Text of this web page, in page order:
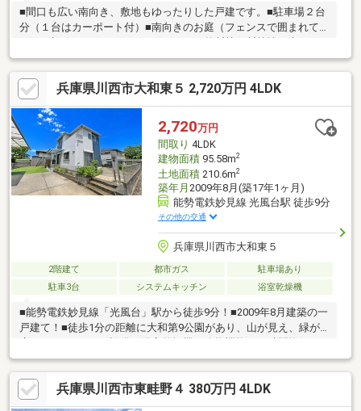
■間口も広い南向き、敷地もゆったりした戸建です。■駐車場２台
分（１台はカーポート付）■南向きのお庭（フェンスで囲まれて
た間取り（大きな吹き抜けやリビングイン階段）による広々開放
的な室内空間■幅2580×奥行1050のアイランドタイプキッチン（前
面収納付）■8帖の洋室に3.5帖のウォークインクロゼット■健康・
快適・省エネな第１種計画換気システム「澄家」搭載（窓を開け
なくても換気されているので、室内温度環境がずっと良好）■施
工会社による基礎工事や躯体工事の写真が残っていて安心感があ
ります。
兵庫県川西市大和東５ 2,720万円 4LDK
2,720万円
間取り 4LDK
建物面積95.58m2
土地面積210.6m2
築年月 2009年8月(築17年1ヶ月)
能勢電鉄妙見線 光風台駅 徒歩9分
その他の交通
兵庫県川西市大和東５
2階建て 都市ガス
駐車場あり
駐車3台
システムキッチン 浴室乾燥機
■能勢電鉄妙見線「光風台」駅から徒歩9分！■2009年8月建築の一
戸建て！■徒歩1分の距離に大和第9公園があり、山が見え、緑が
ステム・TV付インターホンがあります。■敷地面積210.6平米、約
63.70坪と広々！■庭にはウッドデッキ付き！お子様の遊び場や家
庭菜園もできます！■リフォーム歴多数！～阪神間北摂で12店
舗、東証上場のウィルで安心取引！～ウィル不動産販売川西営業
兵庫県川西市東畦野４ 380万円 4LDK